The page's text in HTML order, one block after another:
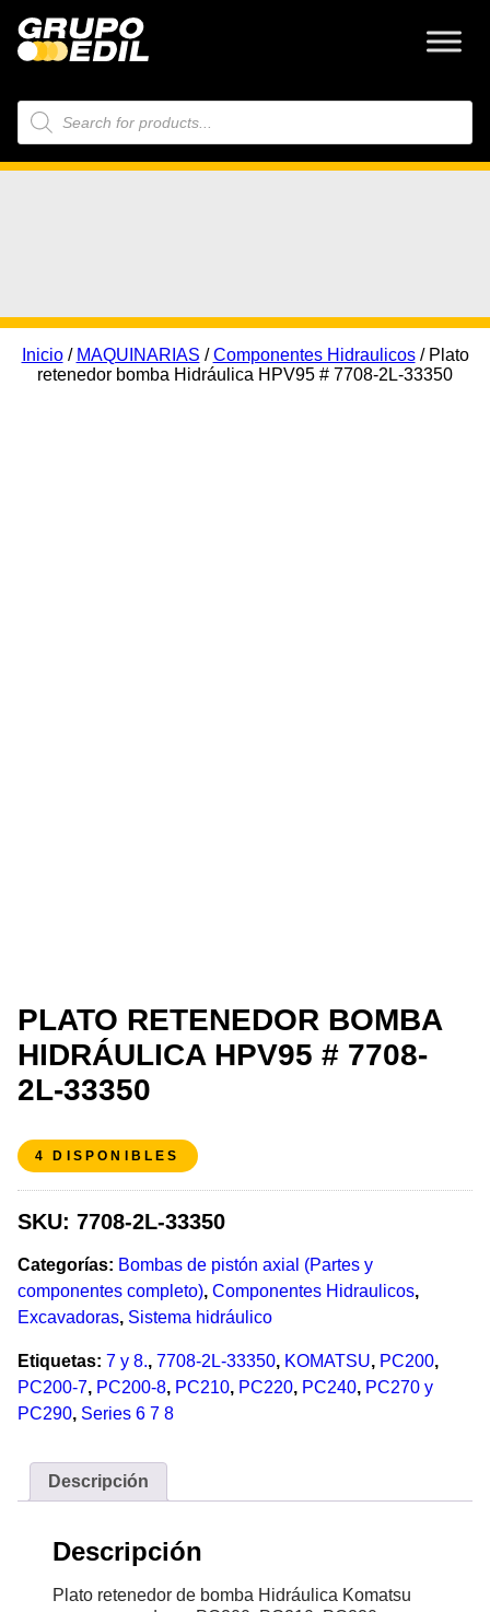
Búsqueda
de
productos
Inicio/ MAQUINARIAS /Componentes Hidraulicos/ Plato
retenedor bomba Hidráulica HPV95 # 7708-2L-33350
PLATO RETENEDOR BOMBA
HIDRÁULICA HPV95 # 7708-
2L-33350
4 DISPONIBLES
SKU: 7708-2L-33350
Categorías: Bombas de pistón axial (Partes y
componentes completo), Componentes Hidraulicos,
Excavadoras, Sistema hidráulico
Etiquetas: 7 y 8., 7708-2L-33350, KOMATSU, PC200,
PC200-7, PC200-8, PC210, PC220, PC240, PC270 y
PC290, Series 6 7 8
Descripción
Descripción
Plato retenedor de bomba Hidráulica Komatsu